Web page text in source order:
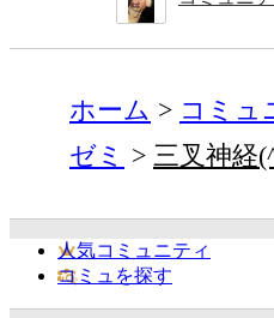
ホーム コミュ
ゼミ
三叉神経
人気コミュニティ
コミュを探す